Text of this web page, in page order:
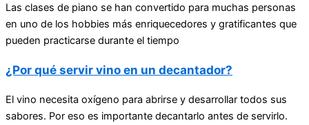
Las clases de piano se han convertido para muchas personas
en uno de los hobbies más enriquecedores y gratificantes que
pueden practicarse durante el tiempo
¿Por qué servir vino en un decantador?
El vino necesita oxígeno para abrirse y desarrollar todos sus
sabores. Por eso es importante decantarlo antes de servirlo.